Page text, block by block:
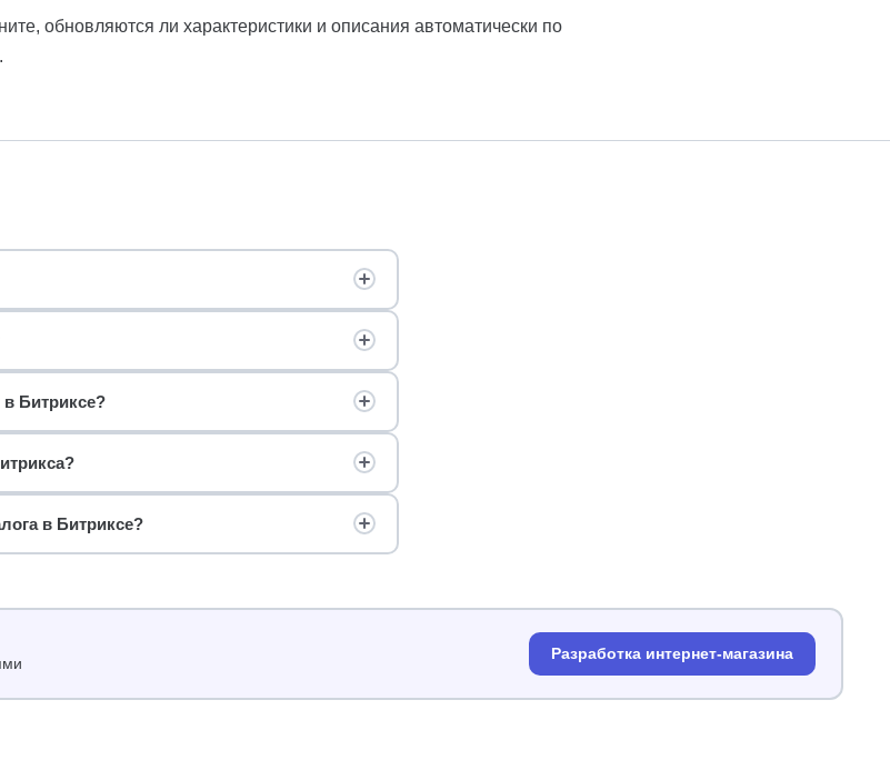
обновляются ли характеристики и описания автоматически по
Битриксе?
в Битриксе?
Разработка интернет-магазина